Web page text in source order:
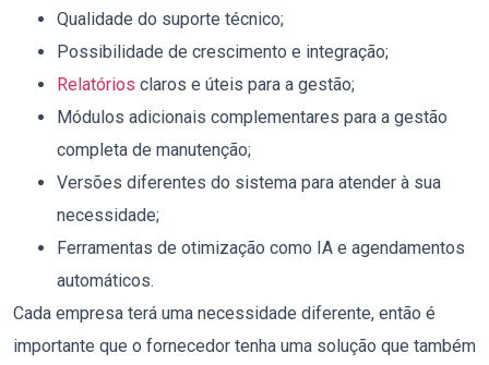
Qualidade do suporte técnico;
Possibilidade de crescimento e integração;
Relatórios claros e úteis para a gestão;
Módulos adicionais complementares para a gestão
completa de manutenção;
Versões diferentes do sistema para atender à sua
necessidade;
Ferramentas de otimização como IA e agendamentos
automáticos.
Cada empresa terá uma necessidade diferente, então é
importante que o fornecedor tenha uma solução que também